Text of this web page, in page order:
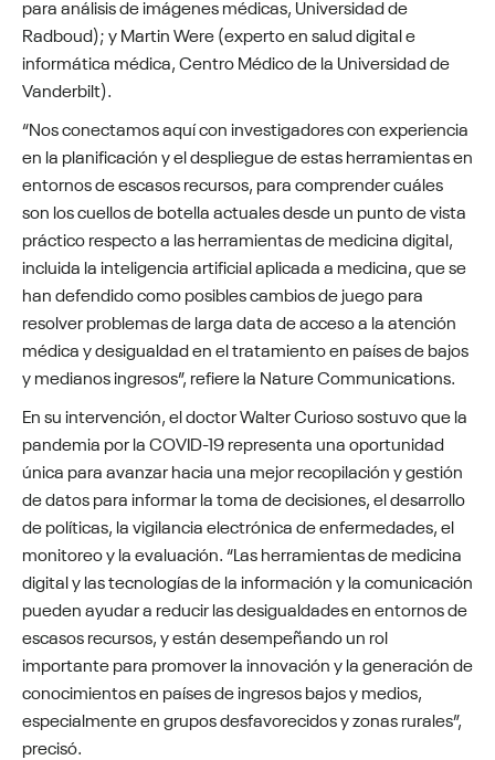
para análisis de imágenes médicas, Universidad de
Radboud); y Martin Were (experto en salud digital e
informática médica, Centro Médico de la Universidad de
Vanderbilt).
“Nos conectamos aquí con investigadores con experiencia
en la planificación y el despliegue de estas herramientas en
entornos de escasos recursos, para comprender cuáles
son los cuellos de botella actuales desde un punto de vista
práctico respecto a las herramientas de medicina digital,
incluida la inteligencia artificial aplicada a medicina, que se
han defendido como posibles cambios de juego para
resolver problemas de larga data de acceso a la atención
médica y desigualdad en el tratamiento en países de bajos
y medianos ingresos”, refiere la Nature Communications.
En su intervención, el doctor Walter Curioso sostuvo que la
pandemia por la COVID-19 representa una oportunidad
única para avanzar hacia una mejor recopilación y gestión
de datos para informar la toma de decisiones, el desarrollo
de políticas, la vigilancia electrónica de enfermedades, el
monitoreo y la evaluación. “Las herramientas de medicina
digital y las tecnologías de la información y la comunicación
pueden ayudar a reducir las desigualdades en entornos de
escasos recursos, y están desempeñando un rol
importante para promover la innovación y la generación de
conocimientos en países de ingresos bajos y medios,
especialmente en grupos desfavorecidos y zonas rurales”,
precisó.